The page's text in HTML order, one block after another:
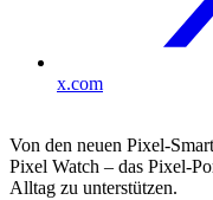
x.com
Von den neuen Pixel-
Pixel Watch – das Pixel-
Alltag zu unterstützen.